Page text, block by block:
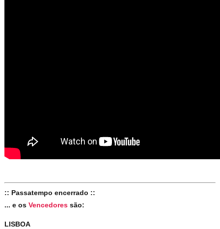
:: Passatempo encerrado ::
... e osVencedores são:
LISBOA